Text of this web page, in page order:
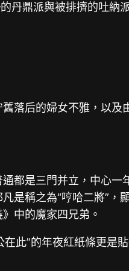
丹鼎派與被排擠的吐
落后的婦女不雅，以
都是三門并立，中心
是稱之為“哼哈二將”，
中的魔家四兄弟。
此”的年夜紅紙條更是